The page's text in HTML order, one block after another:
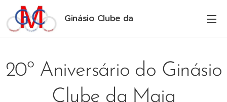
Ginásio Clube da
20º Aniversário do Ginásio
Clube da Maia